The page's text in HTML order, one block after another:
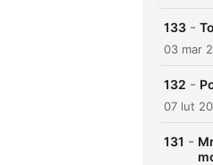
133 -
03 mar
132 -
07 lut
131 -